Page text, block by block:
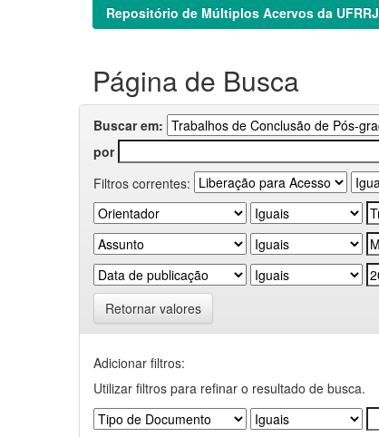
Repositório de Múltiplos Acervos da UFRRJ
Página de Busca
Buscar em:
por
Filtros correntes:
Retornar valores
Adicionar filtros:
Utilizar filtros para refinar o resultado de busca.